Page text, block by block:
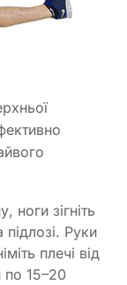
ноги зігніть
Руки
плечі від
по 15–20